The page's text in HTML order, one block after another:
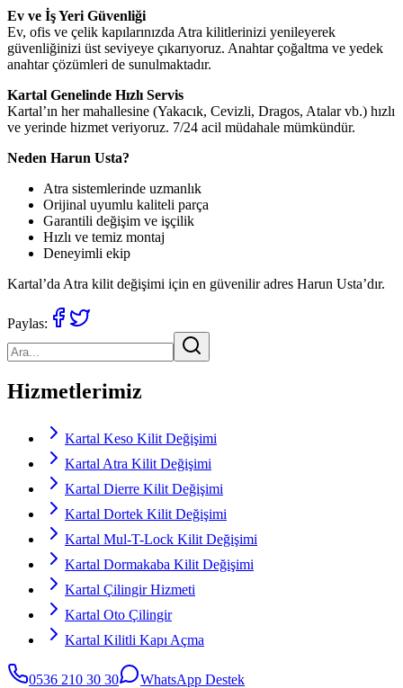
Ev ve İş Yeri Güvenliği
Ev, ofis ve çelik kapılarınızda Atra kilitlerinizi yenileyerek
güvenliğinizi üst seviyeye çıkarıyoruz. Anahtar çoğaltma ve yedek
anahtar çözümleri de sunulmaktadır.
Kartal Genelinde Hızlı Servis
Kartal’ın her mahallesine (Yakacık, Cevizli, Dragos, Atalar vb.) hızlı
ve yerinde hizmet veriyoruz. 7/24 acil müdahale mümkündür.
Neden Harun Usta?
Atra sistemlerinde uzmanlık
Orijinal uyumlu kaliteli parça
Garantili değişim ve işçilik
Hızlı ve temiz montaj
Deneyimli ekip
Kartal’da Atra kilit değişimi için en güvenilir adres Harun Usta’dır.
Paylas:
Hizmetlerimiz
Kartal Keso Kilit Değişimi
Kartal Atra Kilit Değişimi
Kartal Dierre Kilit Değişimi
Kartal Dortek Kilit Değişimi
Kartal Mul-T-Lock Kilit Değişimi
Kartal Dormakaba Kilit Değişimi
Kartal Çilingir Hizmeti
Kartal Oto Çilingir
Kartal Kilitli Kapı Açma
0536 210 30 30 WhatsApp Destek